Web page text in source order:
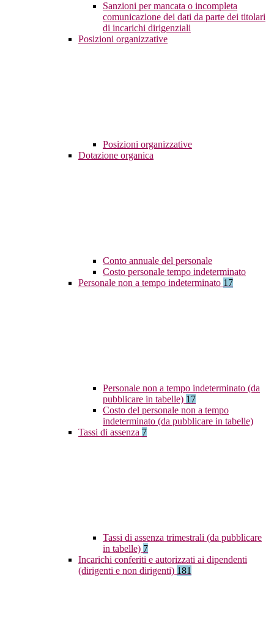
Sanzioni per mancata o incompleta
comunicazione dei dati da parte dei titolari
di incarichi dirigenziali
Posizioni organizzative
Posizioni organizzative
Dotazione organica
Conto annuale del personale
Costo personale tempo indeterminato
Personale non a tempo indeterminato 17
Personale non a tempo indeterminato (da
pubblicare in tabelle) 17
Costo del personale non a tempo
indeterminato (da pubblicare in tabelle)
Tassi di assenza 7
Tassi di assenza trimestrali (da pubblicare
in tabelle) 7
Incarichi conferiti e autorizzati ai dipendenti
(dirigenti e non dirigenti) 181